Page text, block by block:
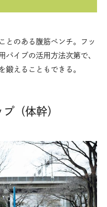
とのある腹筋ベンチ。フッ
パイプの活用方法次第で、
鍛えることもできる。
（体幹）